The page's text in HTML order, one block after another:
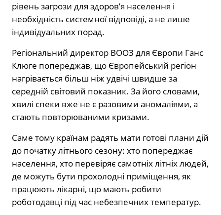
рівень загрози для здоров’я населення і
необхідність системної відповіді, а не лише
індивідуальних порад.
Регіональний директор ВООЗ для Європи Ганс
Клюге попереджав, що Європейський регіон
нагрівається більш ніж удвічі швидше за
середній світовий показник. За його словами,
хвилі спеки вже не є разовими аномаліями, а
стають повторюваними кризами.
Саме тому країнам радять мати готові плани дій
до початку літнього сезону: хто попереджає
населення, хто перевіряє самотніх літніх людей,
де можуть бути прохолодні приміщення, як
працюють лікарні, що мають робити
роботодавці під час небезпечних температур.